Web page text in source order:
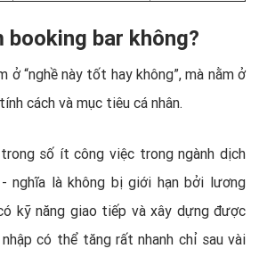
booking bar không?
ở “nghề này tốt hay không”, mà nằm ở
cách và mục tiêu cá nhân.
số ít công việc trong ngành dịch
nghĩa là không bị giới hạn bởi lương
kỹ năng giao tiếp và xây dựng được
có thể tăng rất nhanh chỉ sau vài